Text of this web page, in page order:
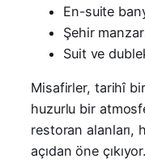
En-suite
Şehir
Suit ve
Misafirler, tarihî
huzurlu bir
restoran alanları,
açıdan öne çıkıyor.